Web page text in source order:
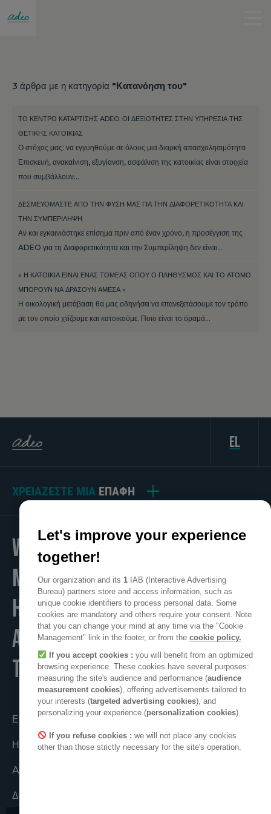
3 άρθρα με η κατηγορία "Κατανόηση του"
ΤΟ ΚΈΝΤΡΟ ΚΑΤΆΡΤΙΣΗΣ ADEO: ΟΙ ΔΕΞΙΌΤΗΤΕΣ ΣΤΗΝ ΥΠΗΡΕΣΊΑ ΤΗΣ
ΘΕΤΙΚΉΣ ΚΑΤΟΙΚΊΑΣ
Ο στόχος μας: να εγγυηθούμε σε όλους μια διαρκή απασχολησιμότητα
Επισκευή, ανακαίνιση, εξυγίανση, ασφάλιση της κατοικίας είναι στοιχεία
που συμβάλλουν…
ΔΕΣΜΕΥΌΜΑΣΤΕ ΑΠΌ ΤΗΝ ΦΎΣΗ ΜΑΣ ΓΙΑ ΤΗΝ ΔΙΑΦΟΡΕΤΙΚΌΤΗΤΑ ΚΑΙ
ΤΗΝ ΣΥΜΠΕΡΊΛΗΨΗ
Αν και εγκαινιάστηκε επίσημα πριν από έναν χρόνο, η προσέγγιση της
ADEO για τη Διαφορετικότητα και την Συμπερίληψη δεν είναι…
« Η ΚΑΤΟΙΚΊΑ ΕΊΝΑΙ ΈΝΑΣ ΤΟΜΈΑΣ ΌΠΟΥ Ο ΠΛΗΘΥΣΜΌΣ ΚΑΙ ΤΟ ΆΤΟΜΟ
ΜΠΟΡΟΎΝ ΝΑ ΔΡΆΣΟΥΝ ΆΜΕΣΑ »
Η οικολογική μετάβαση θα μας οδηγήσει να επανεξετάσουμε τον τρόπο
με τον οποίο χτίζουμε και κατοικούμε. Ποιο είναι το όραμά…
el
ΧΡΕΙΆΖΕΣΤΕ ΜΙΑ ΕΠΑΦΉ
WE
MAKE
HOME
A POSITIVE PLACE
TO LIVE
Ενεργώντας από κοινού
Η συλλογικότητα ADEO
ADEO στον κόσμο
Δεοντολογικές δεσμεύσεις
Let's improve your experience
together!
Our organization and its 1 IAB (Interactive Advertising
Bureau) partners store and access information, such as
unique cookie identifiers to process personal data. Some
cookies are mandatory and others require your consent. Note
that you can change your mind at any time via the "Cookie
Management" link in the footer, or from the cookie policy.
If you accept cookies : you will benefit from an optimized
browsing experience. These cookies have several purposes:
measuring the site's audience and performance (audience
measurement cookies), offering advertisements tailored to
your interests (targeted advertising cookies), and
personalizing your experience (personalization cookies).
If you refuse cookies : we will not place any cookies
other than those strictly necessary for the site's operation.